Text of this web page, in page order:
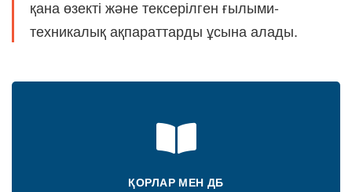
қана өзекті және тексерілген ғылыми-
техникалық ақпараттарды ұсына алады.
ҚОРЛАР МЕН ДБ